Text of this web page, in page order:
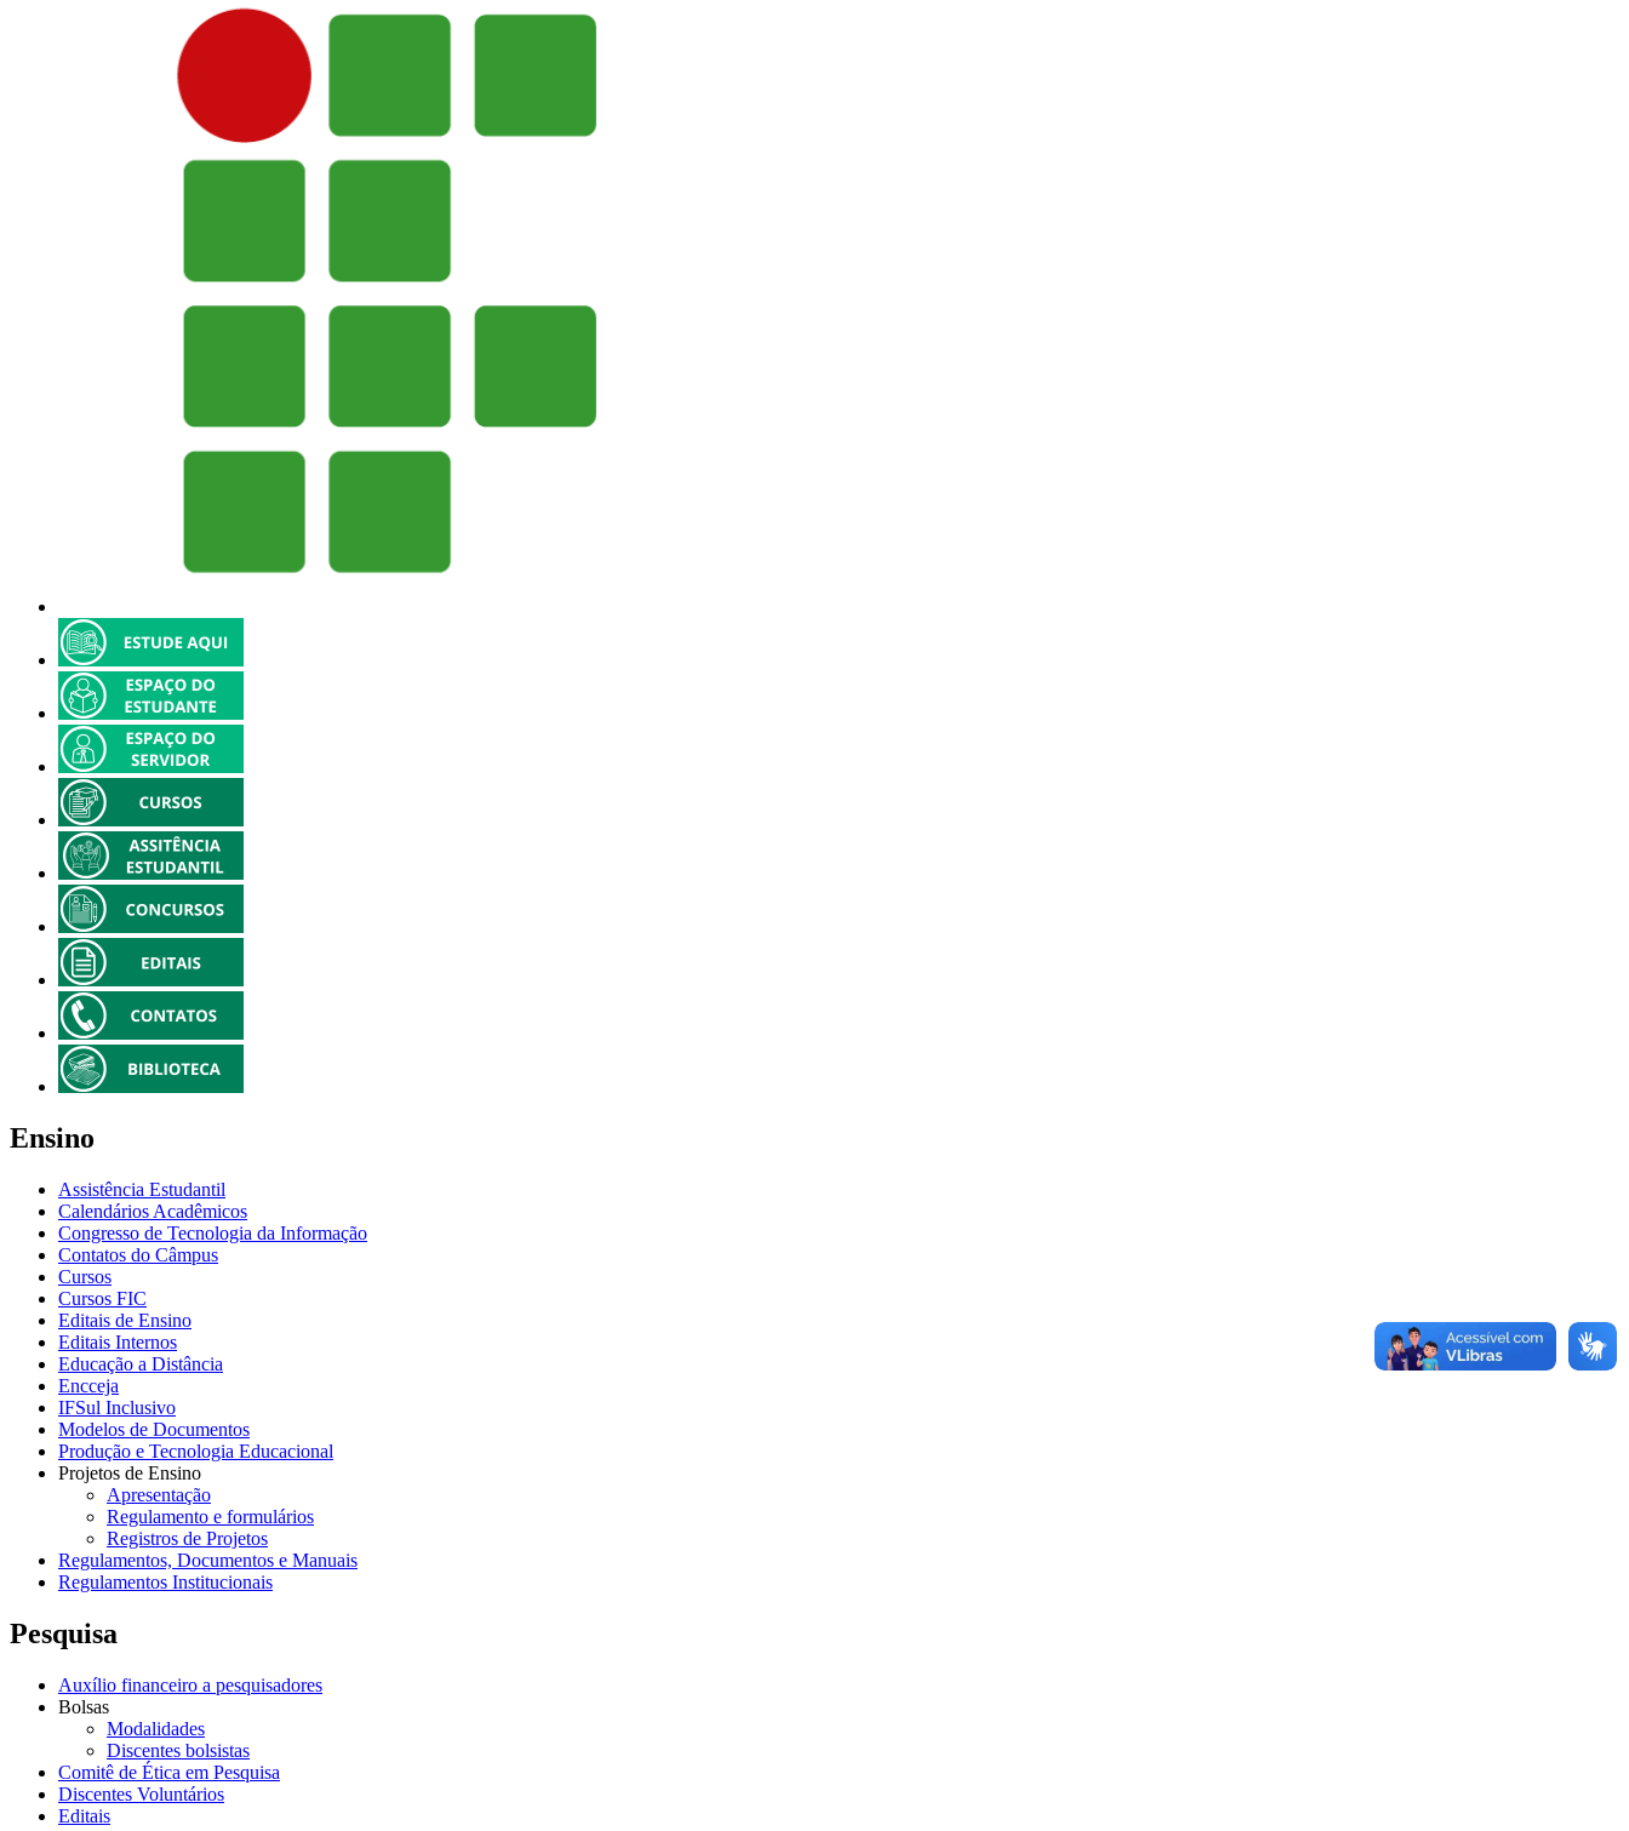
Ensino
Assistência Estudantil
Calendários Acadêmicos
Congresso de Tecnologia da Informação
Contatos do Câmpus
Cursos
Cursos FIC
Editais de Ensino
Editais Internos
Educação a Distância
Encceja
IFSul Inclusivo
Modelos de Documentos
Produção e Tecnologia Educacional
Projetos de Ensino
Apresentação
Regulamento e formulários
Registros de Projetos
Regulamentos, Documentos e Manuais
Regulamentos Institucionais
Pesquisa
Auxílio financeiro a pesquisadores
Bolsas
Modalidades
Discentes bolsistas
Comitê de Ética em Pesquisa
Discentes Voluntários
Editais